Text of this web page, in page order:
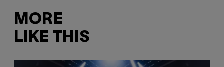
MORE
LIKE THIS